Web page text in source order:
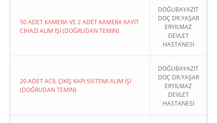
50 ADET KAMERA VE 2 ADET KAMERA KAYIT
CİHAZI ALIM İŞİ (DOĞRUDAN TEMIN)
DOĞUBAYAZIT
DOÇ DR.YAŞAR
ERYILMAZ
DEVLET
HASTANESİ
20 ADET ACİL ÇIKIŞ KAPI SİSTEMİ ALIM İŞİ
(DOĞRUDAN TEMIN)
DOĞUBAYAZIT
DOÇ DR.YAŞAR
ERYILMAZ
DEVLET
HASTANESİ